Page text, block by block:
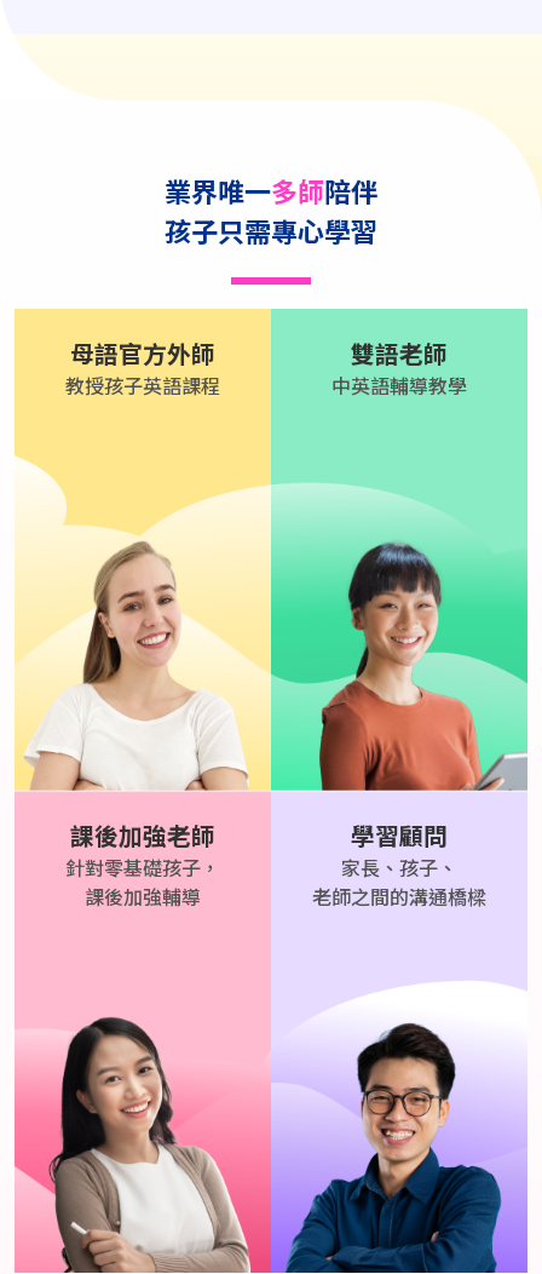
業界唯一多師陪伴
孩子只需專心學習
母語官方外師
教授孩子英語課程
雙語老師
中英語輔導教學
課後加強老師
針對零基礎孩子，
課後加強輔導
學習顧問
家長、孩子、
老師之間的溝通橋樑